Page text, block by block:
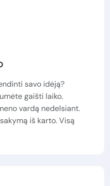
savo idėją?
gaišti laiko.
vardą nedelsiant.
iš karto. Visą